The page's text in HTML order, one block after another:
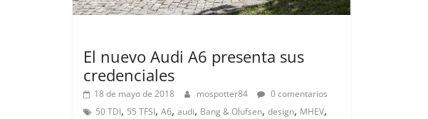
El nuevo Audi A6 presenta sus
credenciales
18 de mayo de 2018 mospotter84
0 comentarios
50 TDI, 55 TFSI, A6, audi, Bang & Olufsen, design, MHEV,
0